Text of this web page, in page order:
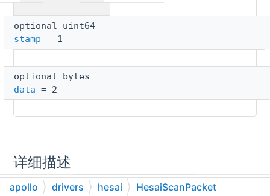
optional uint64
stamp = 1
optional bytes
data = 2
详细描述
apollo drivers hesai HesaiScanPacket